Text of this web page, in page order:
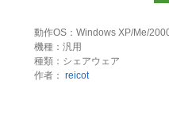
動作OS：Windows XP/Me/
機種：汎用
種類：シェアウェア
作者： reicot